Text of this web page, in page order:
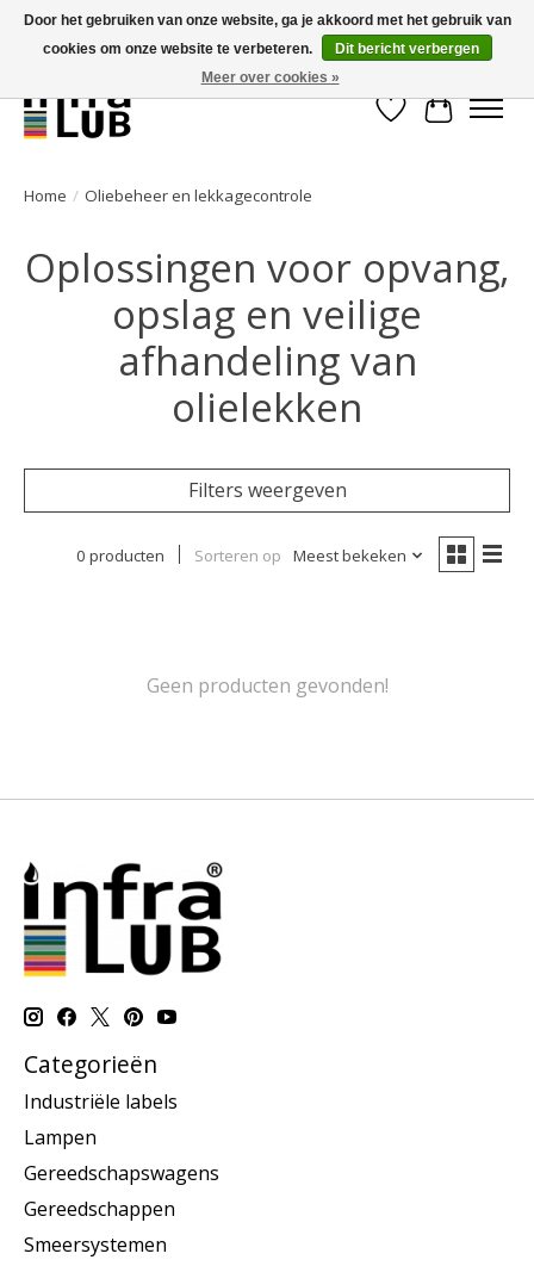
Minder stilstand, meer rendement!
Verlanglijst
Home / Oliebeheer en lekkagecontrole
Oplossingen voor opvang,
opslag en veilige
afhandeling van
olielekken
Filters weergeven
0 producten Sorteren op Meest bekeken
Geen producten gevonden!
Categorieën
Industriële labels
Lampen
Gereedschapswagens
Gereedschappen
Smeersystemen
Door het gebruiken van onze website, ga je akkoord met het gebruik van
cookies om onze website te verbeteren.
Dit bericht verbergen
Meer over cookies »